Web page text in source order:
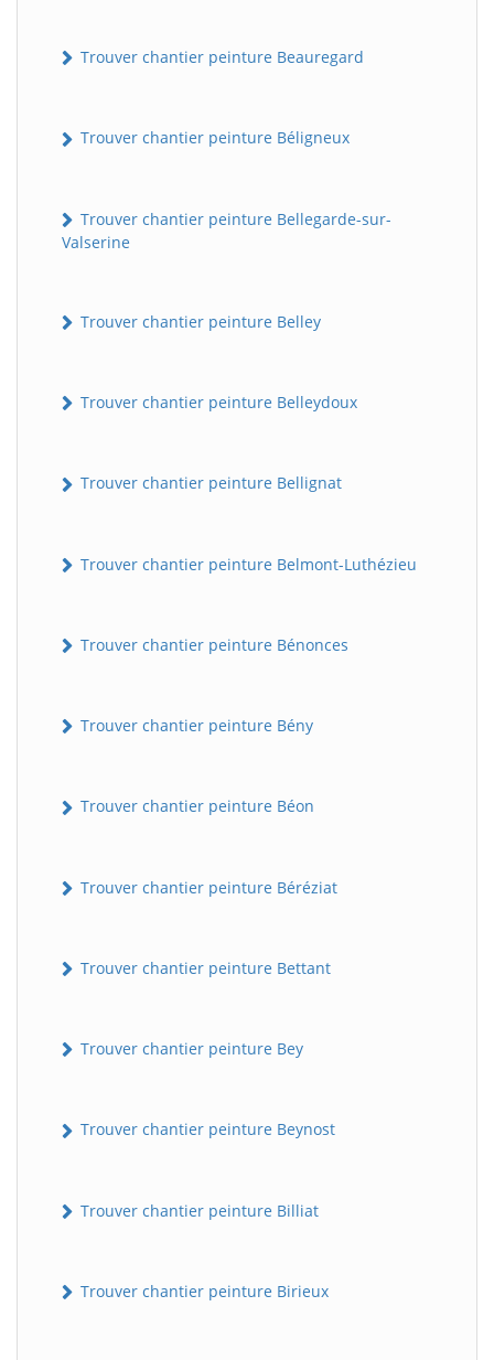
Trouver chantier peinture Beauregard
Trouver chantier peinture Béligneux
Trouver chantier peinture Bellegarde-sur-
Valserine
Trouver chantier peinture Belley
Trouver chantier peinture Belleydoux
Trouver chantier peinture Bellignat
Trouver chantier peinture Belmont-Luthézieu
Trouver chantier peinture Bénonces
Trouver chantier peinture Bény
Trouver chantier peinture Béon
Trouver chantier peinture Béréziat
Trouver chantier peinture Bettant
Trouver chantier peinture Bey
Trouver chantier peinture Beynost
Trouver chantier peinture Billiat
Trouver chantier peinture Birieux